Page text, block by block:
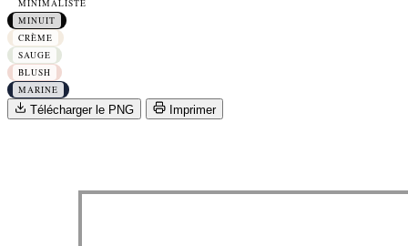
MINIMALISTE
MINUIT
CRÈME
SAUGE
BLUSH
MARINE
Télécharger le PNG Imprimer